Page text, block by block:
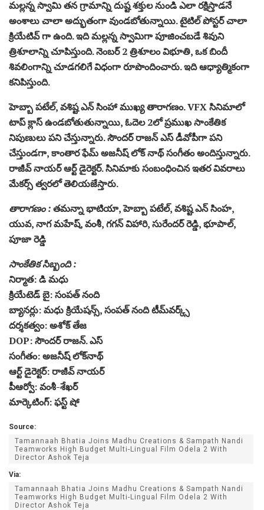
మల్లన్న స్వామి తన గ్రామాన్ని దుష్ట శక్తుల నుండి ఎలా రక్షిస్తాడనే
అంశాలు చాలా అద్భుతంగా వుండబోతున్నాయి. టైటిల్ పోస్టర్ చాలా
క్రియేటివ్ గా ఉంది. ఇది మల్లన్న స్వామిగా పూజించబడే శివుని
త్రిశూలాన్ని చూపిస్తుంది. నెంబర్ 2 త్రిశూలం విభూతి, ఒక బిందీ
శివలింగాన్ని చూడగలిగే విధంగా రూపొందించారు. ఇది ఆధ్యాత్మికంగా
కనిపిస్తుంది.
హెబ్బా పటేల్, వశిష్ట ఎన్ సింహా ముఖ్య తారాగణం. VFX సినిమాలో
టాప్ క్లాస్ ఉండబోతుతున్నాయి, ఓదెల 2లో ప్రముఖ సాంకేతిక
నిపుణులు పని చేస్తున్నారు. సౌందర్ రాజన్ ఎస్ డీవోపీగా పని
చేస్తుండగా, కాంతార ఫేమ్ అజనీష్ లోక్ నాథ్ సంగీతం అందిస్తున్నారు.
రాజీవ్ నాయర్ ఆర్ట్ డైరెక్టర్. సినిమాకు సంబంధించిన ఇతర వివరాలు
మేకర్స్ త్వరలో తెలియజేస్తారు.
తారాగణం :తమన్నా భాటియా, హెబ్బా పటేల్, వశిష్ట ఎన్ సింహ,
యువ, నాగ మహేష్, వంశీ, గగన్ విహారి, సురేందర్ రెడ్డి, భూపాల్,
పూజా రెడ్డి
సాంకేతిక సిబ్బంది :
నిర్మాత: డి మధు
క్రియేటెడ్ బై: సంపత్ నంది
బ్యానర్లు: మధు క్రియేషన్స్, సంపత్ నంది టీమ్‌వర్క్స్
దర్శకత్వం: అశోక్ తేజ
DOP: సౌందర్ రాజన్. ఎస్
సంగీతం: అజనీష్ లోక్‌నాథ్
ఆర్ట్ డైరెక్టర్: రాజీవ్ నాయర్
పీఆర్వో: వంశీ-శేఖర్
మార్కెటింగ్: ఫస్ట్ షో
Source:
Tamannaah Bhatia Joins Madhu Creations & Sampath Nandi
Teamworks High Budget Multi-Lingual Film Odela 2 With
Director Ashok Teja
Via:
Tamannaah Bhatia Joins Madhu Creations & Sampath Nandi
Teamworks High Budget Multi-Lingual Film Odela 2 With
Director Ashok Teja